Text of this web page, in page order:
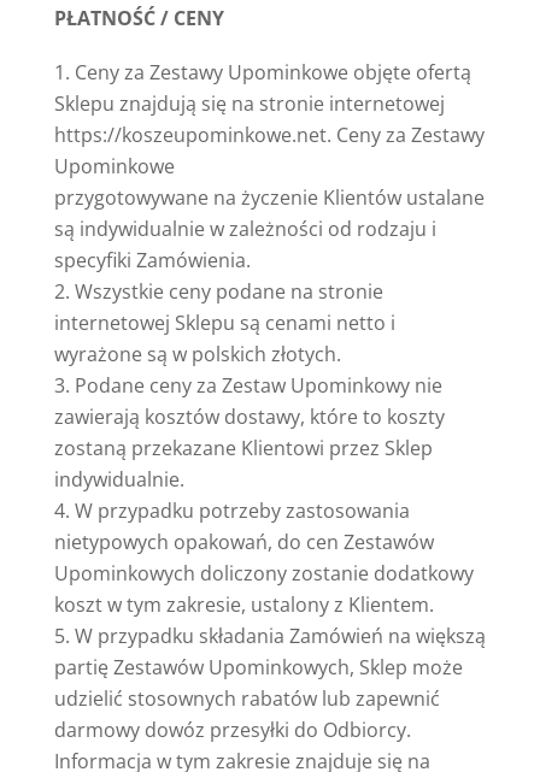
PŁATNOŚĆ / CENY
Ceny za Zestawy Upominkowe objęte ofertą
Sklepu znajdują się na stronie internetowej
https://koszeupominkowe.net. Ceny za Zestawy
Upominkowe
przygotowywane na życzenie Klientów ustalane
są indywidualnie w zależności od rodzaju i
specyfiki Zamówienia.
Wszystkie ceny podane na stronie
internetowej Sklepu są cenami netto i
wyrażone są w polskich złotych.
Podane ceny za Zestaw Upominkowy nie
zawierają kosztów dostawy, które to koszty
zostaną przekazane Klientowi przez Sklep
indywidualnie.
W przypadku potrzeby zastosowania
nietypowych opakowań, do cen Zestawów
Upominkowych doliczony zostanie dodatkowy
koszt w tym zakresie, ustalony z Klientem.
W przypadku składania Zamówień na większą
partię Zestawów Upominkowych, Sklep może
udzielić stosownych rabatów lub zapewnić
darmowy dowóz przesyłki do Odbiorcy.
Informacja w tym zakresie znajduje się na